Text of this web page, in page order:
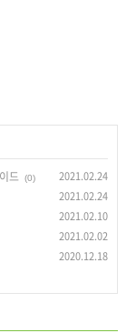
드
(0) 2021.02.24
2021.02.24
2021.02.10
2021.02.02
2020.12.18